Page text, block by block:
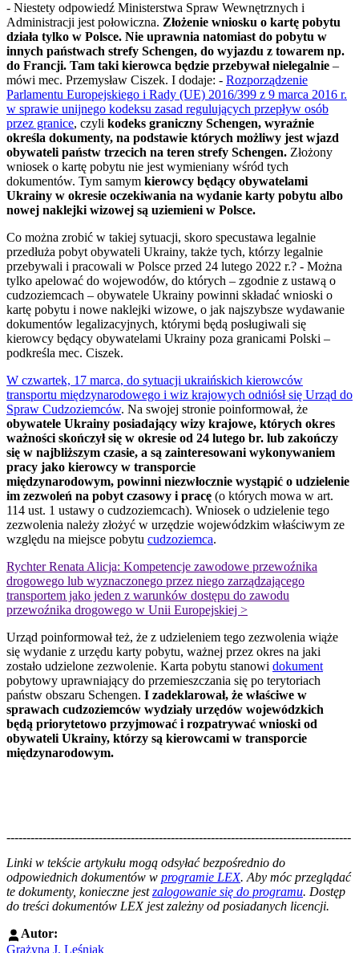
- Niestety odpowiedź Ministerstwa Spraw Wewnętrznych i
Administracji jest połowiczna. Złożenie wniosku o kartę pobytu
działa tylko w Polsce. Nie uprawnia natomiast do pobytu w
innych państwach strefy Schengen, do wyjazdu z towarem np.
do Francji. Tam taki kierowca będzie przebywał nielegalnie –
mówi mec. Przemysław Ciszek. I dodaje: - Rozporządzenie
Parlamentu Europejskiego i Rady (UE) 2016/399 z 9 marca 2016 r.
w sprawie unijnego kodeksu zasad regulujących przepływ osób
przez granice, czyli kodeks graniczny Schengen, wyraźnie
określa dokumenty, na podstawie których możliwy jest wjazd
obywateli państw trzecich na teren strefy Schengen. Złożony
wniosek o kartę pobytu nie jest wymieniany wśród tych
dokumentów. Tym samym kierowcy będący obywatelami
Ukrainy w okresie oczekiwania na wydanie karty pobytu albo
nowej naklejki wizowej są uziemieni w Polsce.
Co można zrobić w takiej sytuacji, skoro specustawa legalnie
przedłuża pobyt obywateli Ukrainy, także tych, którzy legalnie
przebywali i pracowali w Polsce przed 24 lutego 2022 r.? - Można
tylko apelować do wojewodów, do których – zgodnie z ustawą o
cudzoziemcach – obywatele Ukrainy powinni składać wnioski o
kartę pobytu i nowe naklejki wizowe, o jak najszybsze wydawanie
dokumentów legalizacyjnych, którymi będą posługiwali się
kierowcy będący obywatelami Ukrainy poza granicami Polski –
podkreśla mec. Ciszek.
W czwartek, 17 marca, do sytuacji ukraińskich kierowców
transportu międzynarodowego i wiz krajowych odniósł się Urząd do
Spraw Cudzoziemców. Na swojej stronie poinformował, że
obywatele Ukrainy posiadający wizy krajowe, których okres
ważności skończył się w okresie od 24 lutego br. lub zakończy
się w najbliższym czasie, a są zainteresowani wykonywaniem
pracy jako kierowcy w transporcie
międzynarodowym, powinni niezwłocznie wystąpić o udzielenie
im zezwoleń na pobyt czasowy i pracę (o których mowa w art.
114 ust. 1 ustawy o cudzoziemcach). Wniosek o udzielenie tego
zezwolenia należy złożyć w urzędzie wojewódzkim właściwym ze
względu na miejsce pobytu cudzoziemca.
Rychter Renata Alicja: Kompetencje zawodowe przewoźnika
drogowego lub wyznaczonego przez niego zarządzającego
transportem jako jeden z warunków dostępu do zawodu
przewoźnika drogowego w Unii Europejskiej >
Urząd poinformował też, że z udzieleniem tego zezwolenia wiąże
się wydanie z urzędu karty pobytu, ważnej przez okres na jaki
zostało udzielone zezwolenie. Karta pobytu stanowi dokument
pobytowy uprawniający do przemieszczania się po terytoriach
państw obszaru Schengen. I zadeklarował, że właściwe w
sprawach cudzoziemców wydziały urzędów wojewódzkich
będą priorytetowo przyjmować i rozpatrywać wnioski od
obywateli Ukrainy, którzy są kierowcami w transporcie
międzynarodowym.
--------------------------------------------------------------------------------------
Linki w tekście artykułu mogą odsyłać bezpośrednio do
odpowiednich dokumentów w programie LEX. Aby móc przeglądać
te dokumenty, konieczne jestzalogowanie się do programu. Dostęp
do treści dokumentów LEX jest zależny od posiadanych licencji.
Autor:
Grażyna J. Leśniak